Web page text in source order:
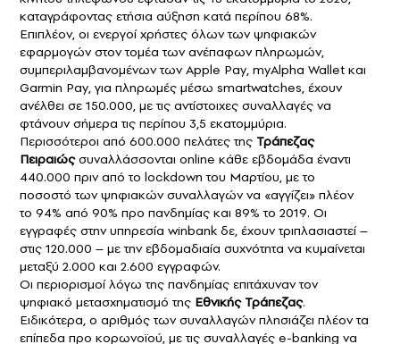
καταγράφοντας ετήσια αύξηση κατά περίπου 68%.
Επιπλέον, οι ενεργοί χρήστες όλων των ψηφιακών
εφαρμογών στον τομέα των ανέπαφων πληρωμών,
συμπεριλαμβανομένων τωνApple Pay, myAlpha Wallet και
Garmin Pay, για πληρωμές μέσω smartwatches, έχουν
ανέλθει σε 150.000, με τις αντίστοιχες συναλλαγές να
φτάνουν σήμερα τις περίπου 3,5 εκατομμύρια.
Περισσότεροι από 600.000 πελάτες της Τράπεζας
Πειραιώςσυναλλάσσονται online κάθε εβδομάδα έναντι
440.000 πριν από το lockdown του Μαρτίου, με το
ποσοστό των ψηφιακών συναλλαγών να «αγγίζει» πλέον
το 94% από 90% προ πανδημίας και 89% το 2019. Οι
εγγραφές στην υπηρεσία winbank δε, έχουν τριπλασιαστεί –
στις 120.000 – με την εβδομαδιαία συχνότητα να κυμαίνεται
μεταξύ 2.000 και 2.600 εγγραφών.
Οι περιορισμοί λόγω της πανδημίας επιτάχυναν τον
ψηφιακό μετασχηματισμό της Εθνικής Τράπεζας.
Ειδικότερα, ο αριθμός των συναλλαγών πλησιάζει πλέον τα
επίπεδα προ κορωνοϊού, με τις συναλλαγές e-banking να